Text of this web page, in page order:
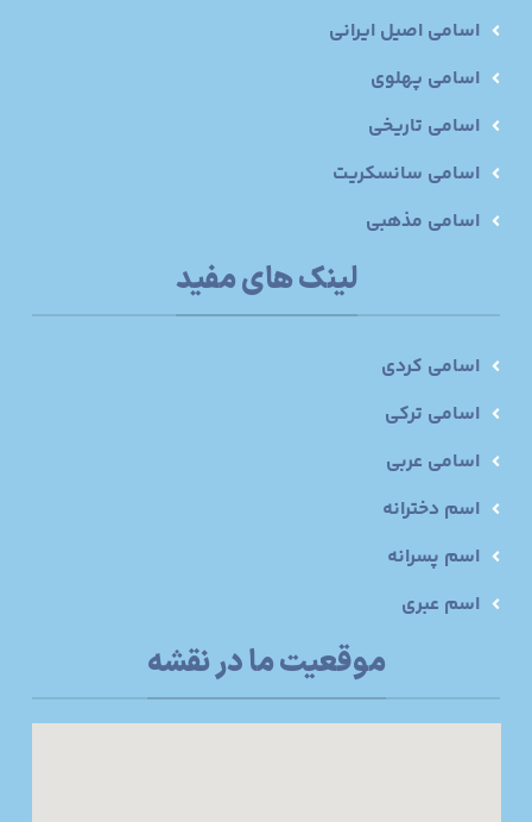
اسامی اصیل ایرانی
اسامی پهلوی
اسامی تاریخی
اسامی سانسکریت
اسامی مذهبی
لینک های مفید
اسامی کردی
اسامی ترکی
اسامی عربی
اسم دخترانه
اسم پسرانه
اسم عبری
موقعیت ما در نقشه